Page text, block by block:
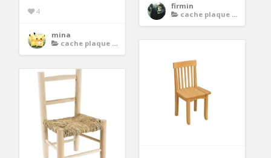
4
mina
cache plaque de cuisson
firmin
cache plaque de cuisson